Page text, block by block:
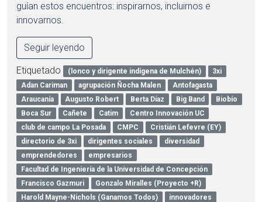
guían estos encuentros: inspirarnos, incluirnos e
innovarnos.
Seguir leyendo
Etiquetado (lonco y dirigente indígena de Mulchén)
3xi
Adan Cariman
agrupación Ñocha Malen
Antofagasta
Araucanía
Augusto Robert Berta Díaz Big Band
Biobío
Boca Sur
Cañete Catim
Centro Innovación UC
club de campo La Posada
CMPC
Cristián Lefevre (EY)
directorio de 3xi
dirigentes sociales
diversidad
emprendedores
empresarios
Facultad de Ingeniería de la Universidad de Concepción
Francisco Gazmuri
Gonzalo Miralles (Proyecto +R)
Harold Mayne-Nichols (Ganamos Todos)
innovadores